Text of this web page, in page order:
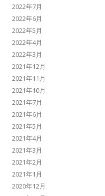
2022年7月
2022年6月
2022年5月
2022年4月
2022年3月
2021年12月
2021年11月
2021年10月
2021年7月
2021年6月
2021年5月
2021年4月
2021年3月
2021年2月
2021年1月
2020年12月